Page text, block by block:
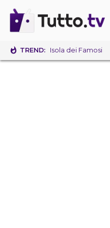
TREND: Isola dei Famosi